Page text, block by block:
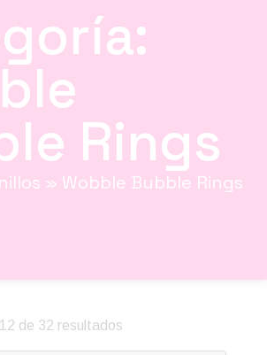
Rings
» Wobble Bubble Rings
de 32 resultados